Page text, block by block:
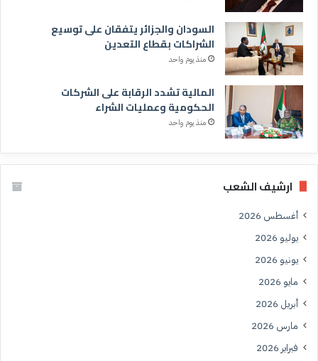
السودان والجزائر يتفقان على توسيع
الشراكات بقطاع التعدين
منذ يوم واحد
المالية تشدد الرقابة على الشركات
الحكومية وعمليات الشراء
منذ يوم واحد
ارشيف الشعب
أغسطس 2026
يوليو 2026
يونيو 2026
مايو 2026
أبريل 2026
مارس 2026
فبراير 2026